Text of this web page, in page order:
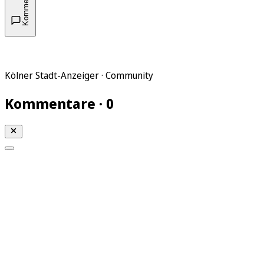
Kölner Stadt-Anzeiger · Community
Kommentare · 0